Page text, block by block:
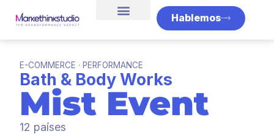
Hablemos
E-COMMERCE · PERFORMANCE
Bath & Body Works
Mist Event
12 países